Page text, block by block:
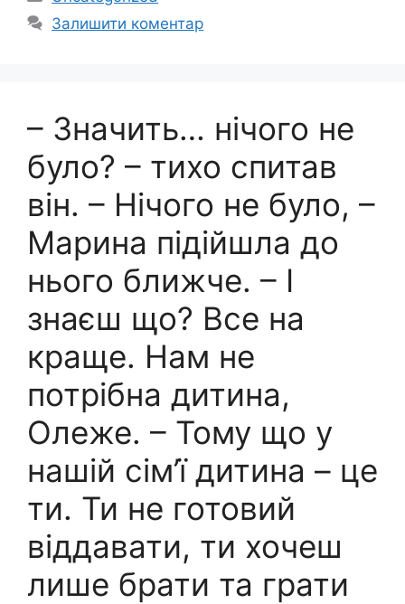
Залишити коментар
– Значить… нічого не
було? – тихо спитав
він. – Нічого не було, –
Марина підійшла до
нього ближче. – І
знаєш що? Все на
краще. Нам не
потрібна дитина,
Олеже. – Тому що у
нашій сім’ї дитина – це
ти. Ти не готовий
віддавати, ти хочеш
лише брати та грати